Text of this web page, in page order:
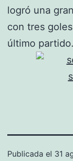
logró una
con tres
último partido.
Publicada el 31